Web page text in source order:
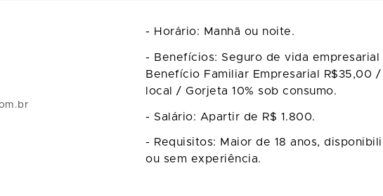
- Horário: Manhã ou noite.
- Benefícios: Seguro de vida
Benefício Familiar Empresarial R$35,00
local / Gorjeta 10% sob consumo.
- Salário: Apartir de R$ 1.800.
- Requisitos: Maior de 18 anos,
ou sem experiência.